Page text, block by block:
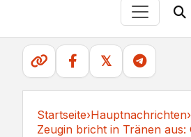
𝕏
Startseite›Hauptnachrichten›